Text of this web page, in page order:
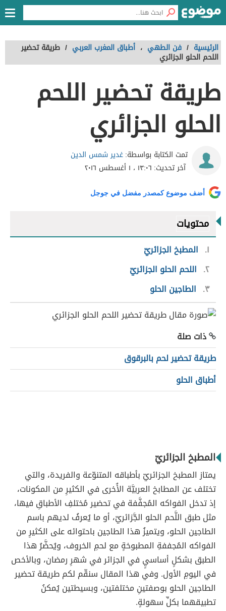
الرئيسية / فن الطهي ، أطباق المغرب العربي / طريقة تحضير
اللحم الحلو الجزائري
طريقة تحضير اللحم
الحلو الجزائري
تمت الكتابة بواسطة:غدير شمس الدين
آخر تحديث: ١٣:٠٦ ، ١ أغسطس ٢٠١٦
أضف موضوع كمصدر مفضل في جوجل
محتويات
١
المطبخ الجزائريّ
٢ اللحم الحلو الجزائريّ
٣
الطاجين الحلو
ذات صلة
طريقة تحضير لحم بالبرقوق
أطباق الحلو
المطبخ الجزائريّ
يمتاز المطبخ الجزائريّ بأطباقه المتنوّعة والفريدة، والتي
تختلف عن المطابخ العربيَّة الأُخرى في الكثيرِ من المكونات،
إذ تدخل الفواكه المُجفَّفة في تحضير مُختلفِ الأطباقِ فيها،
مثل طبق اللَّحم الحلو الجَّزائريّ، أو ما يُعرفُ لديهم باسم
الطاجين الحلو، ويتميزُ هذا الطاجين باحتوائه على الكثيرِ من
الفواكه المُجففةِ المطبوخةٍ مع لحمِ الخروف، ويُحضَّرُ هذا
الطبق بشكلٍ أساسيٍ في الجزائر في شهرِ رمضان، وبالأخص
في اليومِ الأول. وفي هذا المقال سنقّم لكم طريقة تحضير
الطاجين الحلو بوصفتينِ مختلفتين، وبسيطتين يُمكنُ
تطبيقهما بكلِّ سهولةٍ.